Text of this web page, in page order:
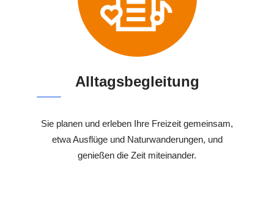
Alltagsbegleitung
Sie planen und erleben Ihre Freizeit gemeinsam,
etwa Ausflüge und Naturwanderungen, und
genießen die Zeit miteinander.